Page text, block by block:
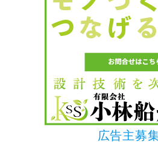
広告主募